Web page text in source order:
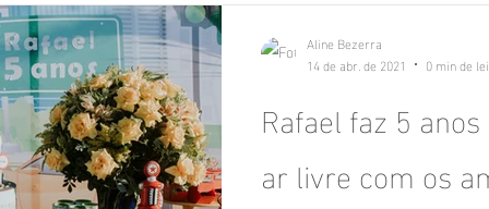
Rafael faz 5
ar livre com os
Aline Bezerra
14 de abr. de 2021
0 min de